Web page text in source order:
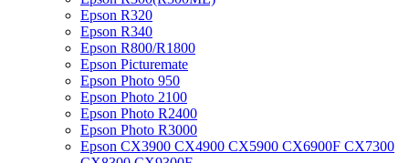
Epson R320
Epson R340
Epson R800/R1800
Epson Picturemate
Epson Photo 950
Epson Photo 2100
Epson Photo R2400
Epson Photo R3000
Epson CX3900 CX4900 CX5900 CX6900F CX7300